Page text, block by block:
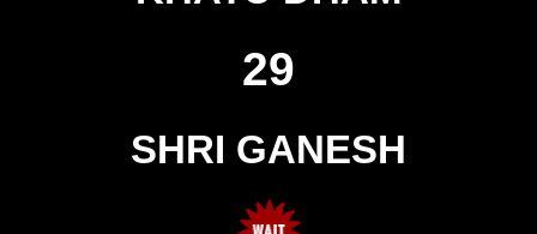
29
SHRI GANESH